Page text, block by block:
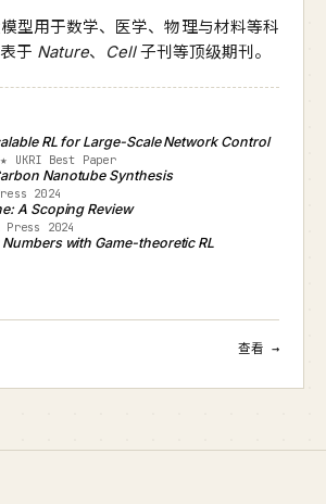
型用于数学、医学、物理与材料等科
于 Nature、 Cell子刊等顶级期刊。
RL for Large-Scale Network Control
UKRI Best Paper
Nanotube Synthesis
2024
A Scoping Review
2024
with Game-theoretic RL
查看 →